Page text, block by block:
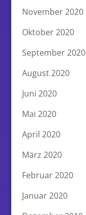
November 2020
Oktober 2020
September 2020
August 2020
Juni 2020
Mai 2020
April 2020
März 2020
Februar 2020
Januar 2020